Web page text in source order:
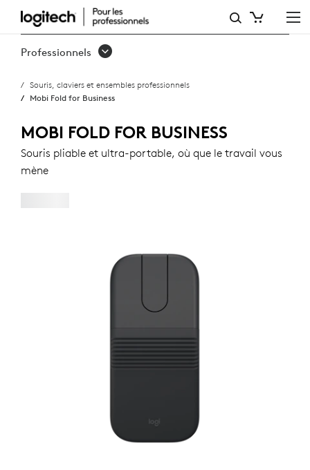
MOBI
FOLD
BUSINESS
Professionnels
Souris, claviers et ensembles professionnels
Mobi Fold for Business
MOBI FOLD FOR BUSINESS
Souris pliable et ultra-portable, où que le travail vous
mène